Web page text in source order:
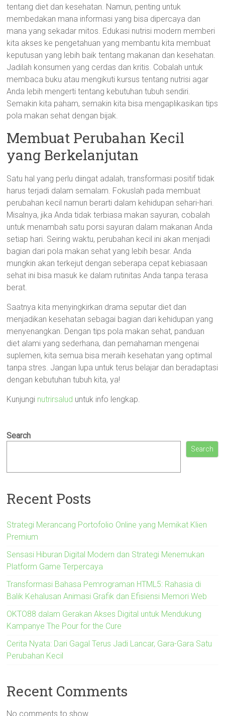
tentang diet dan kesehatan. Namun, penting untuk
membedakan mana informasi yang bisa dipercaya dan
mana yang sekadar mitos. Edukasi nutrisi modern memberi
kita akses ke pengetahuan yang membantu kita membuat
keputusan yang lebih baik tentang makanan dan kesehatan.
Jadilah konsumen yang cerdas dan kritis. Cobalah untuk
membaca buku atau mengikuti kursus tentang nutrisi agar
Anda lebih mengerti tentang kebutuhan tubuh sendiri.
Semakin kita paham, semakin kita bisa mengaplikasikan tips
pola makan sehat dengan bijak.
Membuat Perubahan Kecil
yang Berkelanjutan
Satu hal yang perlu diingat adalah, transformasi positif tidak
harus terjadi dalam semalam. Fokuslah pada membuat
perubahan kecil namun berarti dalam kehidupan sehari-hari.
Misalnya, jika Anda tidak terbiasa makan sayuran, cobalah
untuk menambah satu porsi sayuran dalam makanan Anda
setiap hari. Seiring waktu, perubahan kecil ini akan menjadi
bagian dari pola makan sehat yang lebih besar. Anda
mungkin akan terkejut dengan seberapa cepat kebiasaan
sehat ini bisa masuk ke dalam rutinitas Anda tanpa terasa
berat.
Saatnya kita menyingkirkan drama seputar diet dan
menjadikan kesehatan sebagai bagian dari kehidupan yang
menyenangkan. Dengan tips pola makan sehat, panduan
diet alami yang sederhana, dan pemahaman mengenai
suplemen, kita semua bisa meraih kesehatan yang optimal
tanpa stres. Jangan lupa untuk terus belajar dan beradaptasi
dengan kebutuhan tubuh kita, ya!
Kunjungi nutrirsalud untuk info lengkap.
Search
Search
Recent Posts
Strategi Merancang Portofolio Online yang Memikat Klien
Premium
Sensasi Hiburan Digital Modern dan Strategi Menemukan
Platform Game Terpercaya
Transformasi Bahasa Pemrograman HTML5: Rahasia di
Balik Kehalusan Animasi Grafik dan Efisiensi Memori Web
OKTO88 dalam Gerakan Akses Digital untuk Mendukung
Kampanye The Pour for the Cure
Cerita Nyata: Dari Gagal Terus Jadi Lancar, Gara-Gara Satu
Perubahan Kecil
Recent Comments
No comments to show.